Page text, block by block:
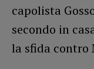
capolista
secondo in
la sfida contro